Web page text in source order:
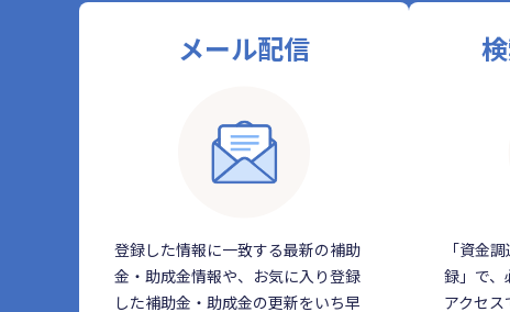
メール配信
登録した情報に一致する最新の補助
金・助成金情報や、お気に入り登録
した補助金・助成金の更新をいち早
「資金
録」で、
アクセス